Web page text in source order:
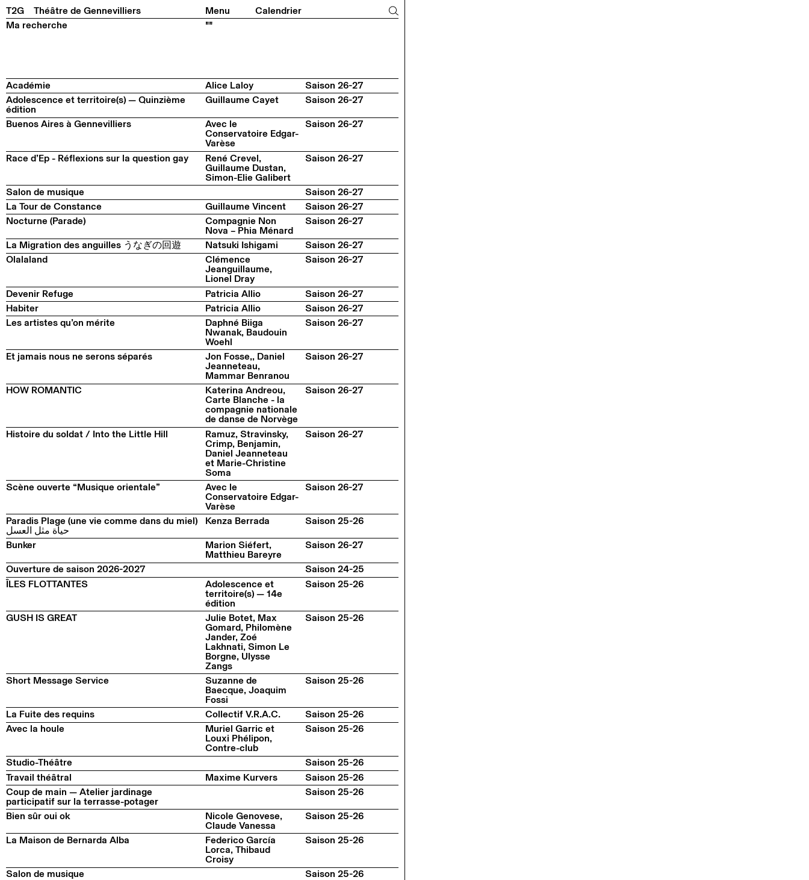
T2G Théâtre de Gennevilliers Menu Calendrier
Facebook
Instagram Tiktok
Plan du T2G
Ma recherche
""
Académie Alice Laloy
Saison 26-27
Adolescence et territoire(s) — Quinzième
édition
Guillaume Cayet Saison 26-27
Buenos Aires à Gennevilliers
Avec le
Conservatoire Edgar-
Varèse
Saison 26-27
Race d’Ep - Réflexions sur la question gay
René Crevel,
Guillaume Dustan,
Simon-Elie Galibert
Saison 26-27
Salon de musique
Saison 26-27
La Tour de Constance
Guillaume Vincent
Saison 26-27
Nocturne (Parade)
Compagnie Non
Nova – Phia Ménard
Saison 26-27
La Migration des anguilles うなぎの回遊 Natsuki Ishigami
Saison 26-27
Olalaland
Clémence
Jeanguillaume,
Lionel Dray
Saison 26-27
Devenir Refuge Patricia Allio
Saison 26-27
Habiter
Patricia Allio
Saison 26-27
Les artistes qu’on mérite
Daphné Biiga
Nwanak, Baudouin
Woehl
Saison 26-27
Et jamais nous ne serons séparés
Jon Fosse,, Daniel
Jeanneteau,
Mammar Benranou
Saison 26-27
HOW ROMANTIC
Katerina Andreou,
Carte Blanche - la
compagnie nationale
de danse de Norvège
Saison 26-27
Histoire du soldat / Into the Little Hill
Ramuz, Stravinsky,
Crimp, Benjamin,
Daniel Jeanneteau
et Marie-Christine
Soma
Saison 26-27
Scène ouverte “Musique orientale”
Avec le
Conservatoire Edgar-
Varèse
Saison 26-27
Paradis Plage (une vie comme dans du miel)
حياة مثل العسل
Kenza Berrada Saison 25-26
Bunker
Marion Siéfert,
Matthieu Bareyre
Saison 26-27
Ouverture de saison 2026-2027
Saison 24-25
ÎLES FLOTTANTES
Adolescence et
territoire(s) — 14e
édition
Saison 25-26
GUSH IS GREAT
Julie Botet, Max
Gomard, Philomène
Jander, Zoé
Lakhnati, Simon Le
Borgne, Ulysse
Zangs
Saison 25-26
Short Message Service
Suzanne de
Baecque, Joaquim
Fossi
Saison 25-26
La Fuite des requins Collectif V.R.A.C.
Saison 25-26
Avec la houle
Muriel Garric et
Louxi Phélipon,
Contre-club
Saison 25-26
Studio-Théâtre
Saison 25-26
Travail théâtral
Maxime Kurvers
Saison 25-26
Coup de main — Atelier jardinage
participatif sur la terrasse-potager
Saison 25-26
Bien sûr oui ok
Nicole Genovese,
Claude Vanessa
Saison 25-26
La Maison de Bernarda Alba
Federico García
Lorca, Thibaud
Croisy
Saison 25-26
Salon de musique
Saison 25-26